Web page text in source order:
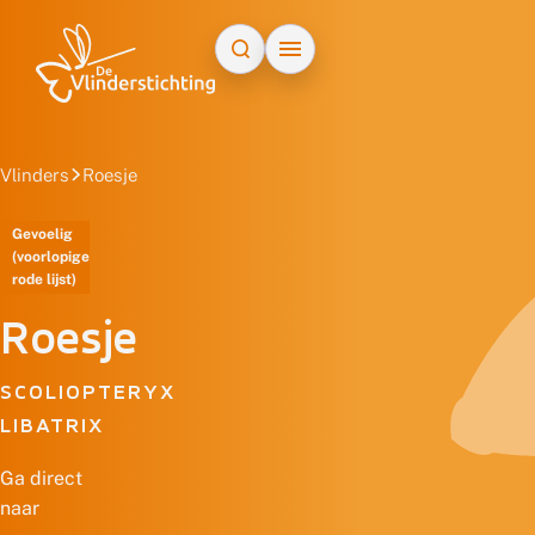
Vlinders Roesje
Gevoelig
(voorlopige
rode lijst)
Roesje
SCOLIOPTERYX
LIBATRIX
Ga direct
naar